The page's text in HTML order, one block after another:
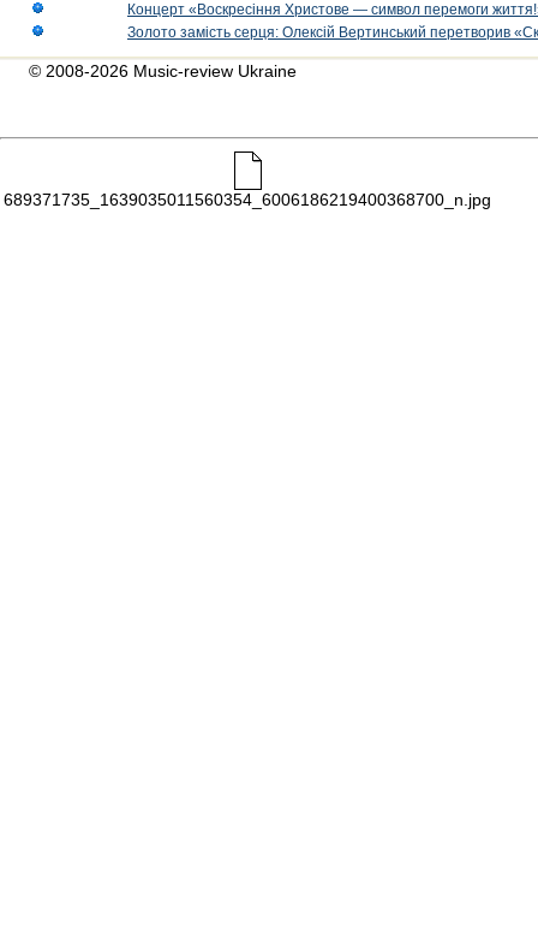
Концерт «Воскресіння Христове — символ перемоги
Золото замість серця: Олексій Вертинський перетворив
© 2008-2026 Music-review Ukraine
689371735_1639035011560354_6006186219400368700_n.jpg